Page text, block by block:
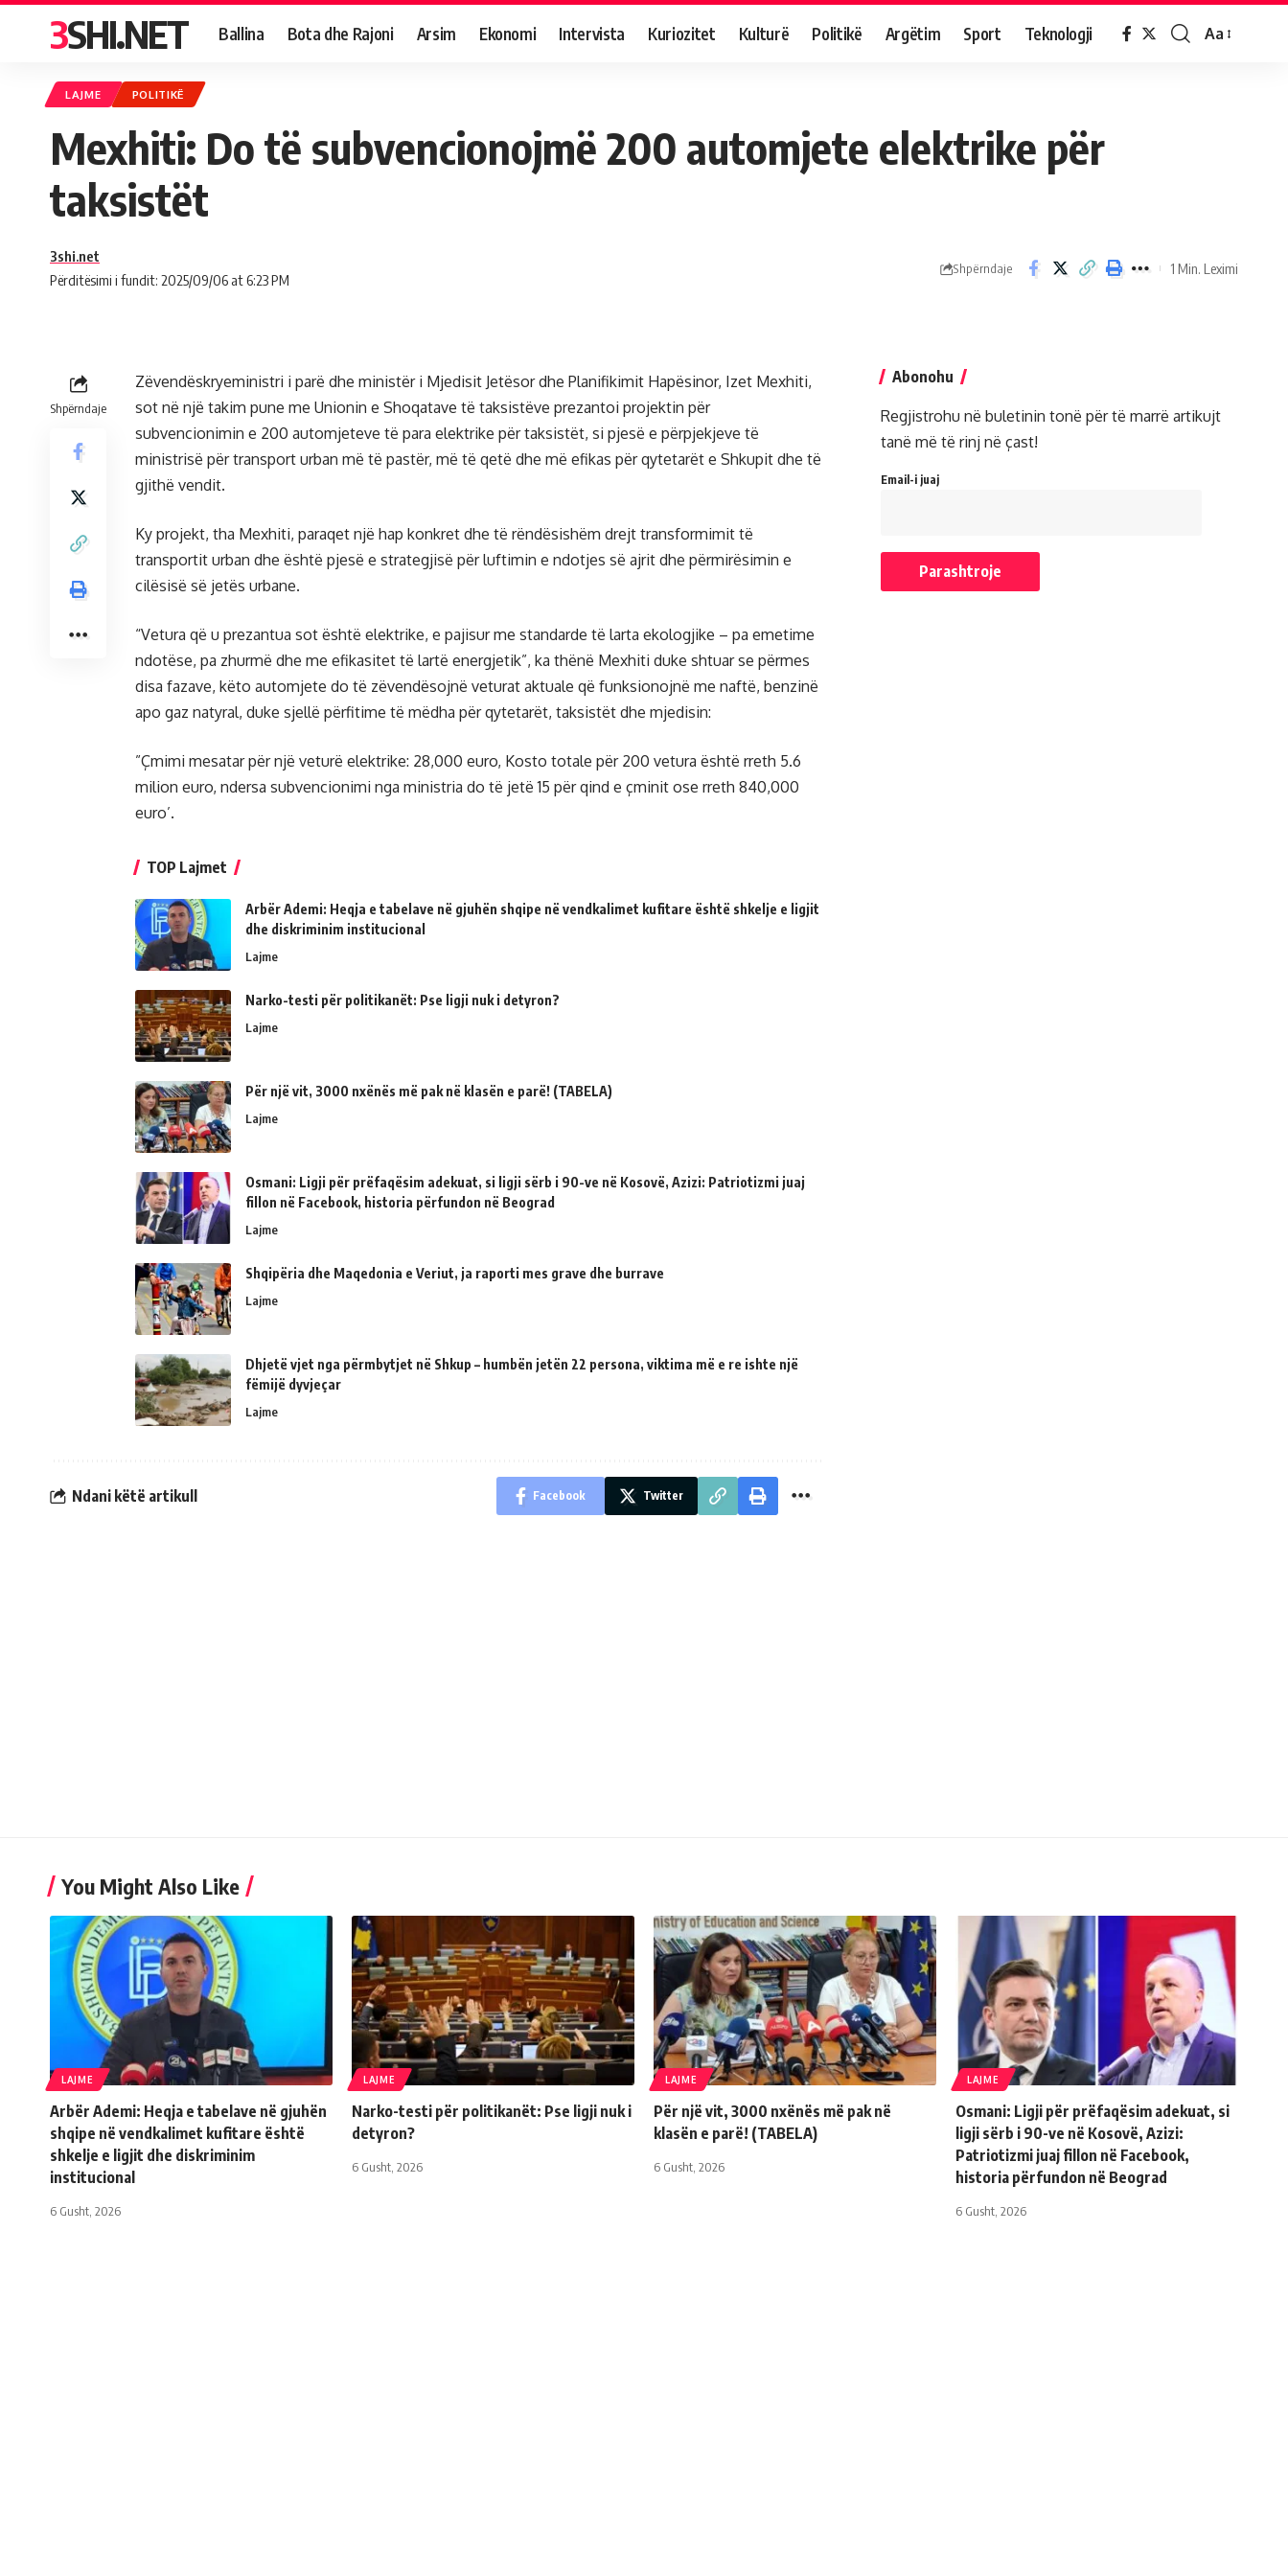
3SHI.NET Ballina Bota dhe Rajoni Arsim Ekonomi Intervista Kuriozitet Kulturë Politikë Argëtim Sport Teknologji Aa
LAJME POLITIKË
Mexhiti: Do të subvencionojmë 200 automjete elektrike për
taksistët
Përditësimi i fundit: 2025/09/06 at 6:23 PM
3shi.net
Shpërndaje 1 Min. Leximi
Shpërndaje
Zëvendëskryeministri i parë dhe ministër i Mjedisit Jetësor dhe Planifikimit Hapësinor, Izet Mexhiti,
sot në një takim pune me Unionin e Shoqatave të taksistëve prezantoi projektin për
subvencionimin e 200 automjeteve të para elektrike për taksistët, si pjesë e përpjekjeve të
ministrisë për transport urban më të pastër, më të qetë dhe më efikas për qytetarët e Shkupit dhe të
gjithë vendit.
Ky projekt, tha Mexhiti, paraqet një hap konkret dhe të rëndësishëm drejt transformimit të
transportit urban dhe është pjesë e strategjisë për luftimin e ndotjes së ajrit dhe përmirësimin e
cilësisë së jetës urbane.
“Vetura që u prezantua sot është elektrike, e pajisur me standarde të larta ekologjike – pa emetime
ndotëse, pa zhurmë dhe me efikasitet të lartë energjetik”, ka thënë Mexhiti duke shtuar se përmes
disa fazave, këto automjete do të zëvendësojnë veturat aktuale që funksionojnë me naftë, benzinë
apo gaz natyral, duke sjellë përfitime të mëdha për qytetarët, taksistët dhe mjedisin:
”Çmimi mesatar për një veturë elektrike: 28,000 euro, Kosto totale për 200 vetura është rreth 5.6
milion euro, ndersa subvencionimi nga ministria do të jetë 15 për qind e çminit ose rreth 840,000
euro’.
TOP Lajmet
Arbër Ademi: Heqja e tabelave në gjuhën shqipe në vendkalimet kufitare është shkelje e ligjit
dhe diskriminim institucional
Lajme
Narko-testi për politikanët: Pse ligji nuk i detyron?
Lajme
Për një vit, 3000 nxënës më pak në klasën e parë! (TABELA)
Lajme
Osmani: Ligji për prëfaqësim adekuat, si ligji sërb i 90-ve në Kosovë, Azizi: Patriotizmi juaj
fillon në Facebook, historia përfundon në Beograd
Lajme
Shqipëria dhe Maqedonia e Veriut, ja raporti mes grave dhe burrave
Lajme
Dhjetë vjet nga përmbytjet në Shkup – humbën jetën 22 persona, viktima më e re ishte një
fëmijë dyvjeçar
Lajme
Ndani këtë artikull Facebook Twitter
Abonohu
Regjistrohu në buletinin tonë për të marrë artikujt
tanë më të rinj në çast!
Email-i juaj
You Might Also Like
LAJME
Arbër Ademi: Heqja e tabelave në gjuhën
shqipe në vendkalimet kufitare është
shkelje e ligjit dhe diskriminim
institucional
6 Gusht, 2026
LAJME
Narko-testi për politikanët: Pse ligji nuk i
detyron?
6 Gusht, 2026
LAJME
Për një vit, 3000 nxënës më pak në
klasën e parë! (TABELA)
6 Gusht, 2026
LAJME
Osmani: Ligji për prëfaqësim adekuat, si
ligji sërb i 90-ve në Kosovë, Azizi:
Patriotizmi juaj fillon në Facebook,
historia përfundon në Beograd
6 Gusht, 2026